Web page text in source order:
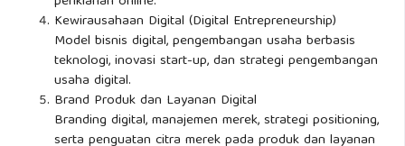
Kewirausahaan Digital (Digital Entrepreneurship)
Model bisnis digital, pengembangan usaha berbasis
teknologi, inovasi start-up, dan strategi pengembangan
usaha digital.
Brand Produk dan Layanan Digital
Branding digital, manajemen merek, strategi positioning,
serta penguatan citra merek pada produk dan layanan